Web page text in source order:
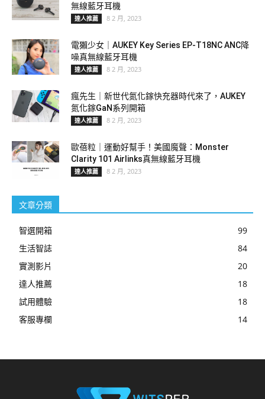
無線藍牙耳機
達人推薦 8 2 月, 2023
電獺少女｜AUKEY Key Series EP-T18NC ANC降
噪真無線藍牙耳機
達人推薦 8 2 月, 2023
瘋先生｜新世代氮化鎵快充器時代來了，AUKEY
氮化鎵GaN系列開箱
達人推薦 8 2 月, 2023
歐蓓粒｜運動好幫手！美國魔聲：Monster
Clarity 101 Airlinks真無線藍牙耳機
達人推薦 8 2 月, 2023
文章分類
智選開箱
99
生活智誌
84
實測影片
20
達人推薦
18
試用體驗
18
客服專欄
14